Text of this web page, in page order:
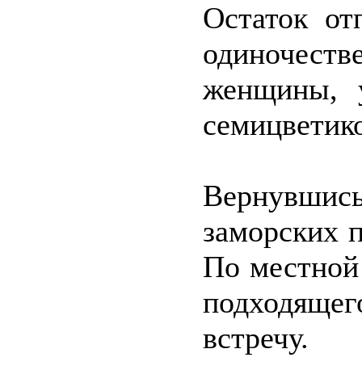
Остаток
женщины,
заморских
По местной
встречу.